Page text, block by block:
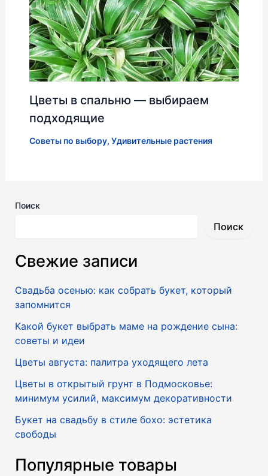
Цветы в спальню — выбираем
подходящие
Советы по выбору, Удивительные растения
Поиск
Поиск
Свежие записи
Свадьба осенью: как собрать букет, который
запомнится
Какой букет выбрать маме на рождение сына:
советы и идеи
Цветы августа: палитра уходящего лета
Цветы в открытый грунт в Подмосковье:
минимум усилий, максимум декоративности
Букет на свадьбу в стиле бохо: эстетика
свободы
Популярные товары